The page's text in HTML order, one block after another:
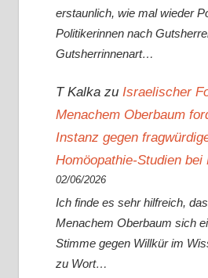
erstaunlich, wie mal wieder
Politikerinnen nach
Gutsherrinnenart…
T Kalkazu Israelischer
Menachem Oberbaum
Instanz gegen
Homöopathie-Studien
02/06/2026
Ich finde es sehr hilfreich,
Menachem Oberbaum sich
Stimme gegen Willkür im
zu Wort…